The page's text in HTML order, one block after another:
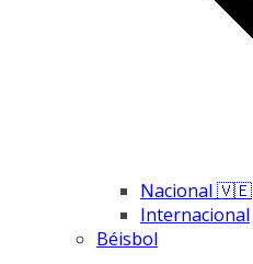
Nacional 🇻🇪
Internacional
Béisbol